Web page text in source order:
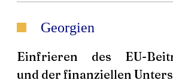
Georgien
Einfrieren des EU-
und der finanziellen